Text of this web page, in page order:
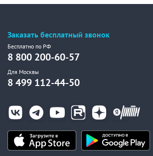
Заказать бесплатный звонок
Бесплатно по РФ
8 800 200-60-57
Для Москвы
8 499 112-44-50